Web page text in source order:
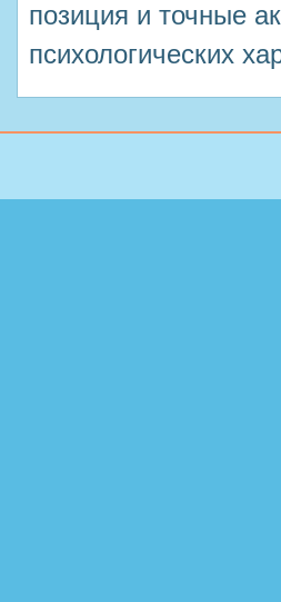
позиция и точные
психологических